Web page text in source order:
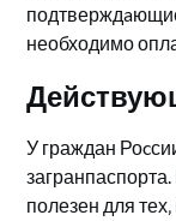
необходимо
У граждан
полезен для